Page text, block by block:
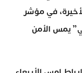
في مؤشر
يمس الأمن